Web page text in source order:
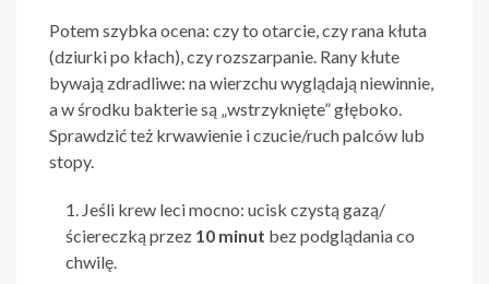
Potem szybka ocena: czy to otarcie, czy rana kłuta
(dziurki po kłach), czy rozszarpanie. Rany kłute
bywają zdradliwe: na wierzchu wyglądają niewinnie,
a w środku bakterie są „wstrzyknięte” głęboko.
Sprawdzić też krwawienie i czucie/ruch palców lub
stopy.
Jeśli krew leci mocno: ucisk czystą gazą/
ściereczką przez 10 minut bez podglądania co
chwilę.